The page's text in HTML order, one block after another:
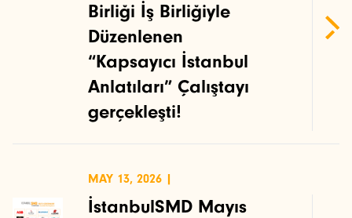
Birliği İş Birliğiyle
Düzenlenen
“Kapsayıcı İstanbul
Anlatıları” Çalıştayı
gerçekleşti!
MAY 13, 2026 |
İstanbulSMD Mayıs